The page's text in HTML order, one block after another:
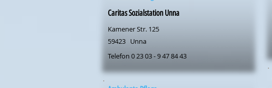
Caritas Sozialstation Unna
Kamener Str. 125
59423 Unna
Telefon 0 23 03 - 9 47 84 43